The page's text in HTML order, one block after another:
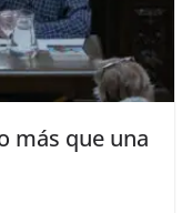
más que una